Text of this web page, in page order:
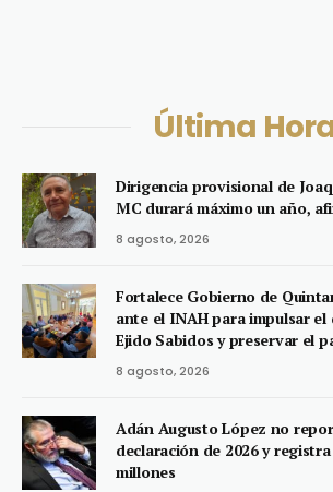
Última
Dirigencia provisional de
MC durará máximo un año,
8 agosto, 2026
Fortalece Gobierno de
ante el INAH para impulsar
Ejido Sabidos y preservar el
8 agosto, 2026
Adán Augusto López no
declaración de 2026 y
millones